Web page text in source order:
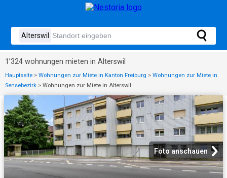
1’324 wohnungen mieten in Alterswil
Hauptseite > Wohnungen zur Miete in Kanton Freiburg > Wohnungen zur Miete in
Sensebezirk > Wohnungen zur Miete in Alterswil
Foto anschauen